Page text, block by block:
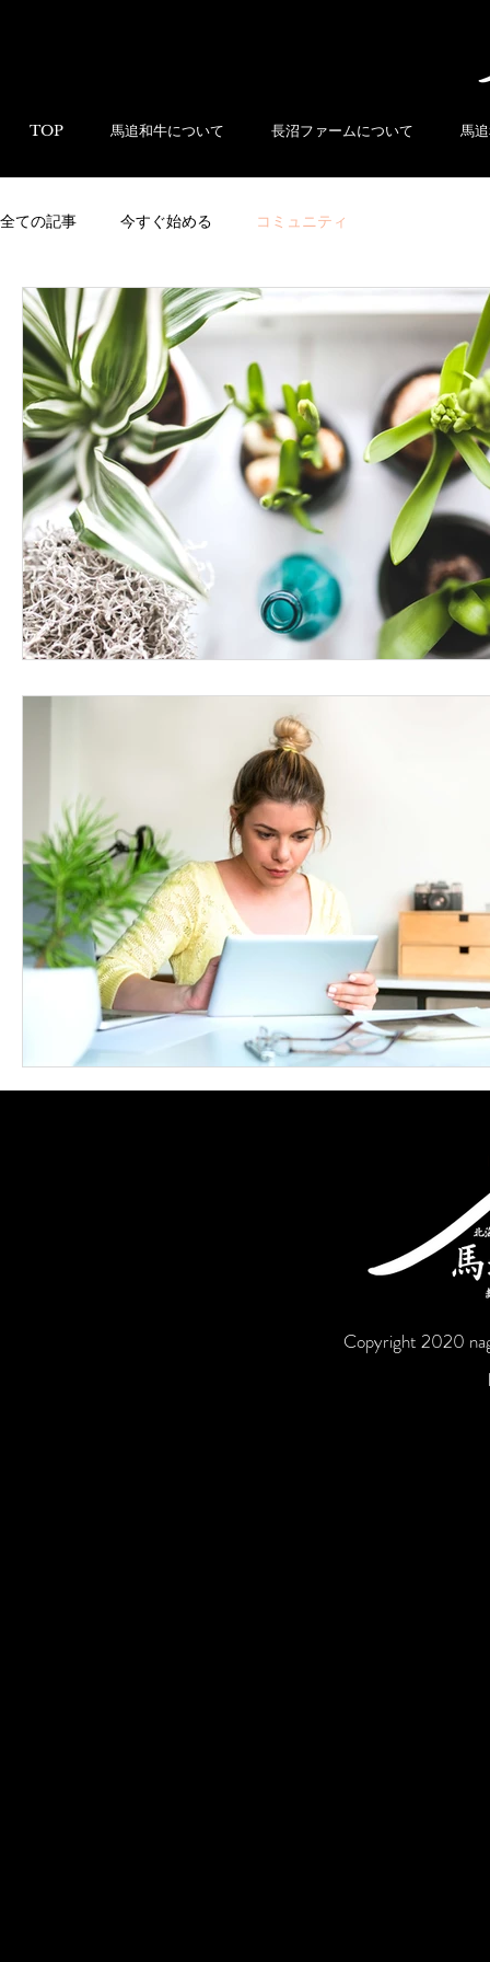
TOP 馬追和牛について 長沼ファームについて 馬
全ての記事 今すぐ始める コミュニティ
Copyright 2020